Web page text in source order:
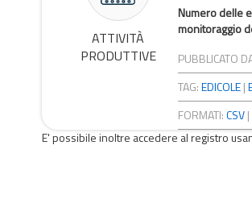
ATTIVITÀ
PRODUTTIVE
Numero delle
monitoraggio
PUBBLICATO
TAG:EDICOLE |
FORMATI:CSV |
E' possibile inoltre accedere al registro